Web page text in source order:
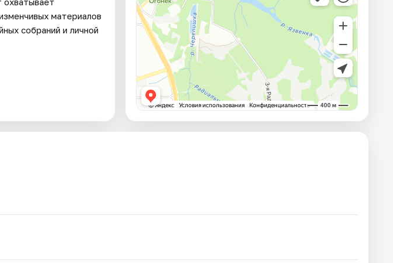
материалов
собраний и личной